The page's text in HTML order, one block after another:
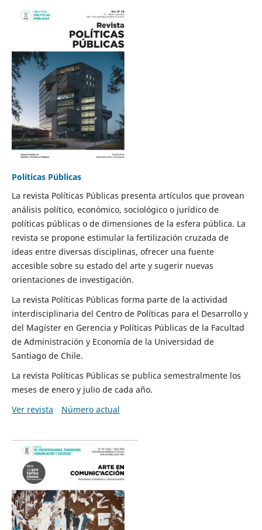
Políticas Públicas
La revista Políticas Públicas presenta artículos que provean
análisis político, económico, sociológico o jurídico de
políticas públicas o de dimensiones de la esfera pública. La
revista se propone estimular la fertilización cruzada de
ideas entre diversas disciplinas, ofrecer una fuente
accesible sobre su estado del arte y sugerir nuevas
orientaciones de investigación.
La revista Políticas Públicas forma parte de la actividad
interdisciplinaria del Centro de Políticas para el Desarrollo y
del Magíster en Gerencia y Políticas Públicas de la Facultad
de Administración y Economía de la Universidad de
Santiago de Chile.
La revista Políticas Públicas se publica semestralmente los
meses de enero y julio de cada año.
Ver revista
Número actual